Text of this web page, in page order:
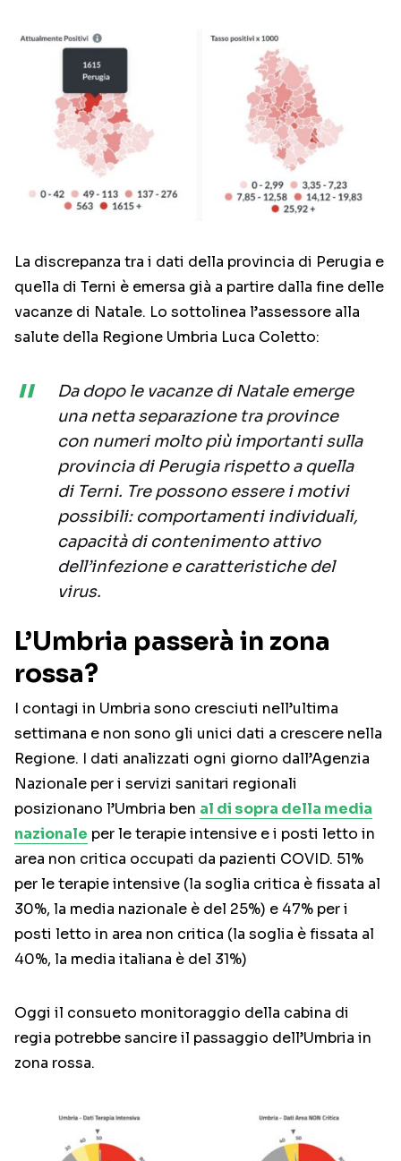
La discrepanza tra i dati della provincia di Perugia e
quella di Terni è emersa già a partire dalla fine delle
vacanze di Natale. Lo sottolinea l’assessore alla
salute della Regione Umbria Luca Coletto:
Da dopo le vacanze di Natale emerge
una netta separazione tra province
con numeri molto più importanti sulla
provincia di Perugia rispetto a quella
di Terni. Tre possono essere i motivi
possibili: comportamenti individuali,
capacità di contenimento attivo
dell’infezione e caratteristiche del
virus.
L’Umbria passerà in zona
rossa?
I contagi in Umbria sono cresciuti nell’ultima
settimana e non sono gli unici dati a crescere nella
Regione. I dati analizzati ogni giorno dall’Agenzia
Nazionale per i servizi sanitari regionali
posizionano l’Umbria ben al di sopra della media
nazionale per le terapie intensive e i posti letto in
area non critica occupati da pazienti COVID. 51%
per le terapie intensive (la soglia critica è fissata al
30%, la media nazionale è del 25%) e 47% per i
posti letto in area non critica (la soglia è fissata al
40%, la media italiana è del 31%)
Oggi il consueto monitoraggio della cabina di
regia potrebbe sancire il passaggio dell’Umbria in
zona rossa.